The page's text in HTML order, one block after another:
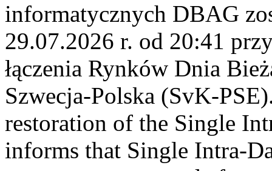
informatycznych DBAG
29.07.2026 r. od 20:41
łączenia Rynków Dnia
Szwecja-Polska (SvK-
restoration of the Single
informs that Single Intra-